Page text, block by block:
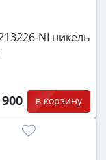
NI никель
в корзину